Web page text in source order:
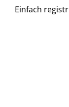
Einfach